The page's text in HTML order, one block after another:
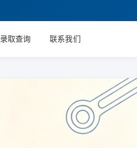
录取查询 联系我们